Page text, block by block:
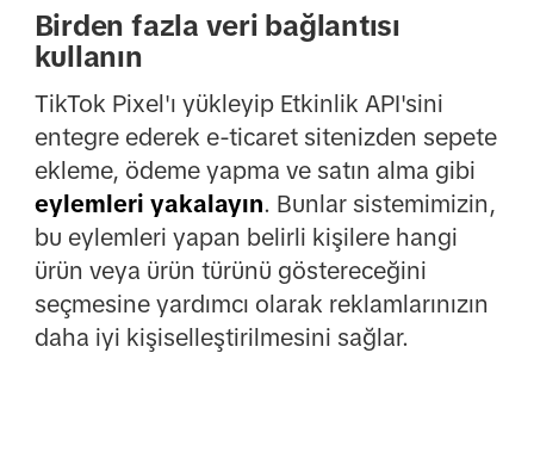
Birden fazla veri bağlantısı
kullanın
TikTok Pixel'ı yükleyip Etkinlik API'sini
entegre ederek e-ticaret sitenizden sepete
ekleme, ödeme yapma ve satın alma gibi
eylemleri yakalayın. Bunlar sistemimizin,
bu eylemleri yapan belirli kişilere hangi
ürün veya ürün türünü göstereceğini
seçmesine yardımcı olarak reklamlarınızın
daha iyi kişiselleştirilmesini sağlar.